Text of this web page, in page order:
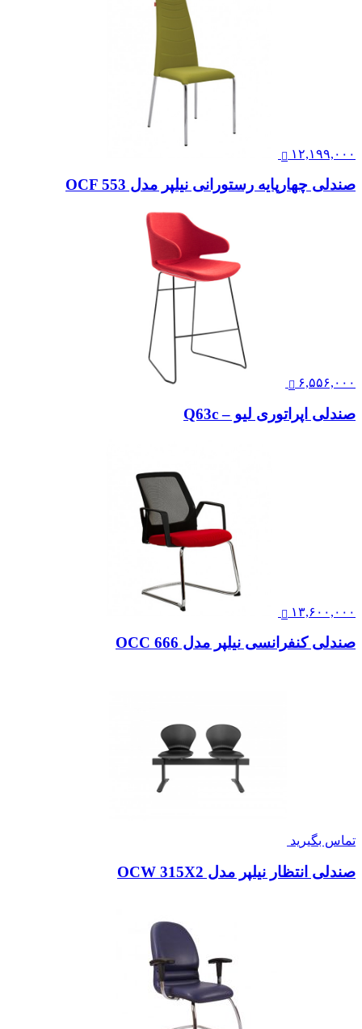
۱۲,۱۹۹,۰۰۰
صندلی چهارپایه رستورانی نیلپر مدل OCF 553
۶,۵۵۶,۰۰۰
صندلی اپراتوری لیو – Q63c
۱۳,۶۰۰,۰۰۰
صندلی کنفرانسی نیلپر مدل OCC 666
تماس بگیرید
صندلی انتظار نیلپر مدل OCW 315X2